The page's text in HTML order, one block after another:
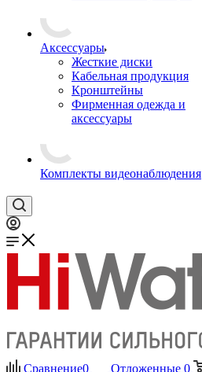
Аксессуары
Жесткие диски
Кабельная продукция
Кронштейны
Фирменная одежда и
аксессуары
Комплекты видеонаблюдения
Сравнение0 Отложенные 0